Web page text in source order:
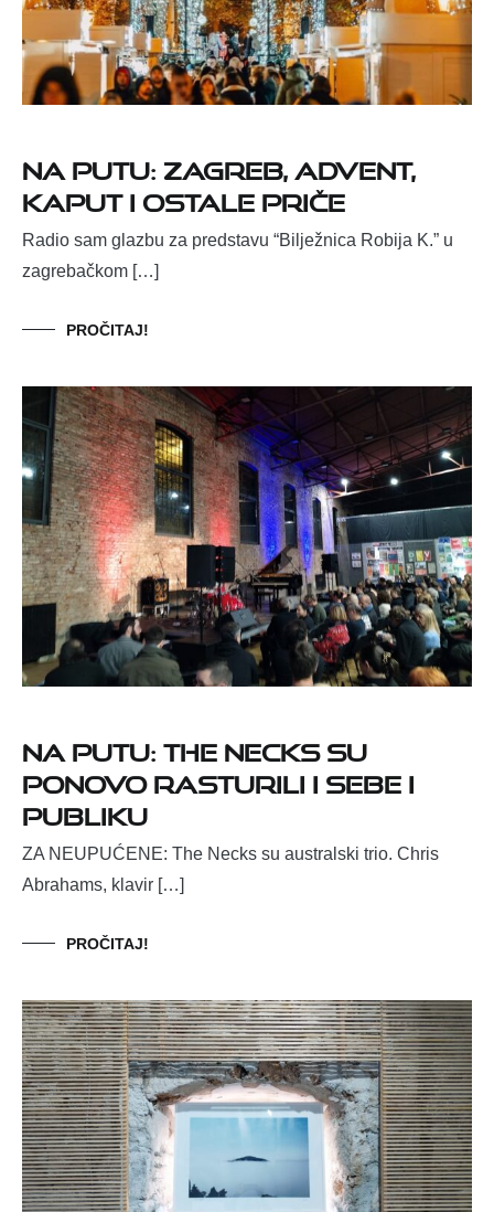
NA PUTU: ZAGREB, ADVENT,
KAPUT I OSTALE PRIČE
Radio sam glazbu za predstavu “Bilježnica Robija K.” u
zagrebačkom […]
PROČITAJ!
NA PUTU: THE NECKS SU
PONOVO RASTURILI I SEBE I
PUBLIKU
ZA NEUPUĆENE: The Necks su australski trio. Chris
Abrahams, klavir […]
PROČITAJ!